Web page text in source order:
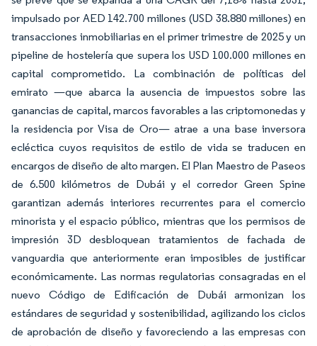
impulsado por AED 142.700 millones (USD 38.880 millones) en
transacciones inmobiliarias en el primer trimestre de 2025 y un
pipeline de hostelería que supera los USD 100.000 millones en
capital comprometido. La combinación de políticas del
emirato —que abarca la ausencia de impuestos sobre las
ganancias de capital, marcos favorables a las criptomonedas y
la residencia por Visa de Oro— atrae a una base inversora
ecléctica cuyos requisitos de estilo de vida se traducen en
encargos de diseño de alto margen. El Plan Maestro de Paseos
de 6.500 kilómetros de Dubái y el corredor Green Spine
garantizan además interiores recurrentes para el comercio
minorista y el espacio público, mientras que los permisos de
impresión 3D desbloquean tratamientos de fachada de
vanguardia que anteriormente eran imposibles de justificar
económicamente. Las normas regulatorias consagradas en el
nuevo Código de Edificación de Dubái armonizan los
estándares de seguridad y sostenibilidad, agilizando los ciclos
de aprobación de diseño y favoreciendo a las empresas con